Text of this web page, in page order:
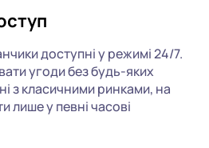
доступні у режимі 24/7.
угоди без будь-яких
з класичними ринками, на
лише у певні часові